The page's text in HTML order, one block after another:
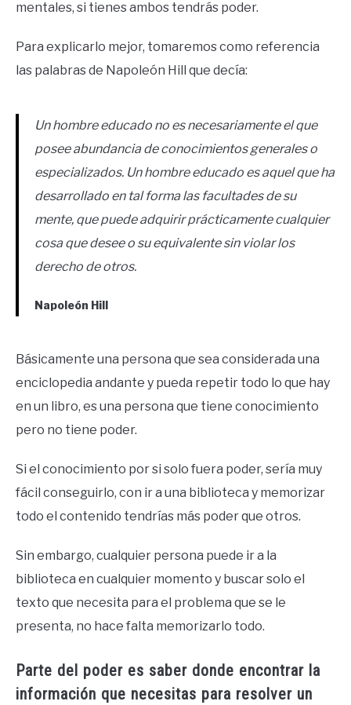
mentales, si tienes ambos tendrás poder.
Para explicarlo mejor, tomaremos como referencia
las palabras de Napoleón Hill que decía:
Un hombre educado no es necesariamente el que
posee abundancia de conocimientos generales o
especializados. Un hombre educado es aquel que ha
desarrollado en tal forma las facultades de su
mente, que puede adquirir prácticamente cualquier
cosa que desee o su equivalente sin violar los
derecho de otros.
Napoleón Hill
Básicamente una persona que sea considerada una
enciclopedia andante y pueda repetir todo lo que hay
en un libro, es una persona que tiene conocimiento
pero no tiene poder.
Si el conocimiento por si solo fuera poder, sería muy
fácil conseguirlo, con ir a una biblioteca y memorizar
todo el contenido tendrías más poder que otros.
Sin embargo, cualquier persona puede ir a la
biblioteca en cualquier momento y buscar solo el
texto que necesita para el problema que se le
presenta, no hace falta memorizarlo todo.
Parte del poder es saber donde encontrar la
información que necesitas para resolver un